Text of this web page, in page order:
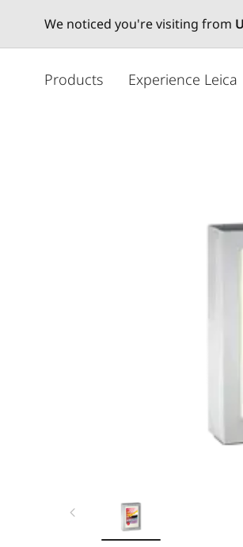
We noticed you're visiting from
Products Experience Leica